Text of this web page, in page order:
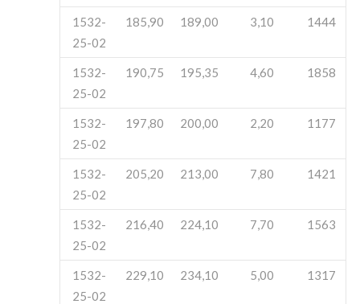
1532-
25-02
185,90 189,00 3,10 1444
1532-
25-02
190,75 195,35 4,60 1858
1532-
25-02
197,80 200,00 2,20 1177
1532-
25-02
205,20 213,00 7,80 1421
1532-
25-02
216,40 224,10 7,70 1563
1532-
25-02
229,10 234,10 5,00 1317